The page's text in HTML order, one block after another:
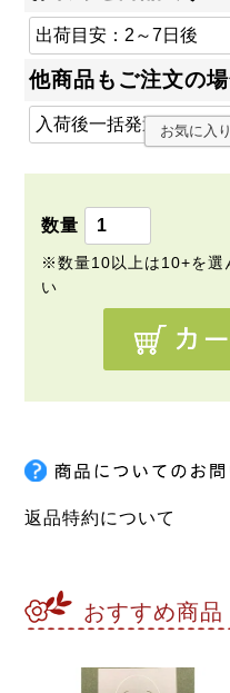
必
)
他商品もご注文の
お気に入
返品特約について
おすすめ商品